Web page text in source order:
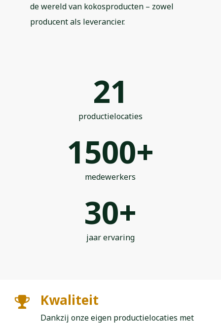
de wereld van kokosproducten – zowel
producent als leverancier.
21
productielocaties
1500+
medewerkers
30+
jaar ervaring
Kwaliteit
Dankzij onze eigen productielocaties met